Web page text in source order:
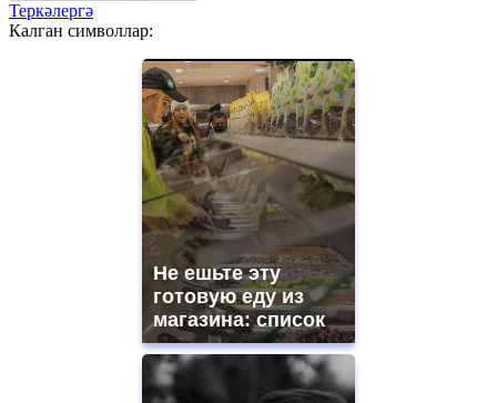
Теркәлергә
Калган символлар:
Не ешьте эту
готовую еду из
магазина: список